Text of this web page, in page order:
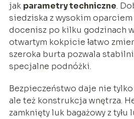
jak parametry techniczne.
siedziska z wysokim
docenisz po kilku godzinach
otwartym kokpicie łatwo
szeroka burta pozwala
specjalne podnóżki.
Bezpieczeństwo daje nie tylko
ale też konstrukcja wnętrza.
zamknięty luk bagażowy z tyłu